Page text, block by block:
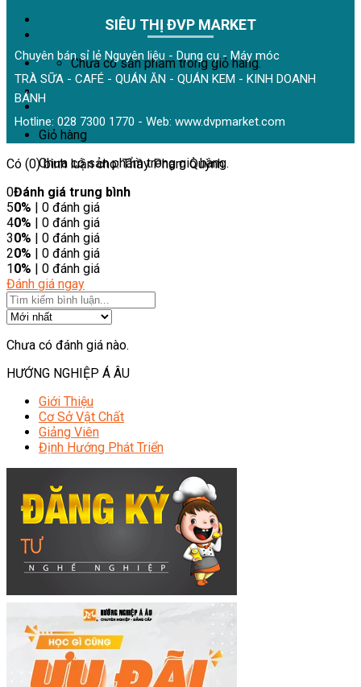
Chưa có sản phẩm trong giỏ hàng.
Giỏ hàng
Chưa có sản phẩm trong giỏ hàng.
SIÊU THỊ ĐVP MARKET
Chuyên bán sỉ lẻ Nguyên liệu - Dụng cụ - Máy móc
TRÀ SỮA - CAFÉ - QUÁN ĂN - QUÁN KEM - KINH DOANH
BÁNH
Hotline: 028 7300 1770 - Web: www.dvpmarket.com
Có (0) bình luận cho: Thầy Phạm Quỳnh
0Đánh giá trung bình
50% | 0 đánh giá
40% | 0 đánh giá
30% | 0 đánh giá
20% | 0 đánh giá
10% | 0 đánh giá
Đánh giá ngay
Chưa có đánh giá nào.
HƯỚNG NGHIỆP Á ÂU
Giới Thiệu
Cơ Sở Vật Chất
Giảng Viên
Định Hướng Phát Triển